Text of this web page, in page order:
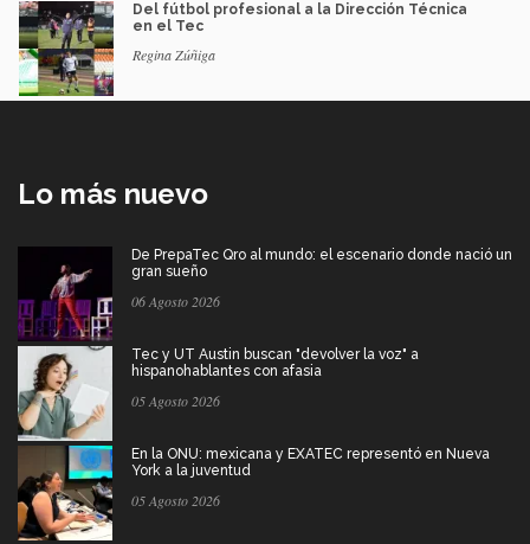
Del fútbol profesional a la Dirección Técnica
en el Tec
Regina Zúñiga
Lo más nuevo
De PrepaTec Qro al mundo: el escenario donde nació un
gran sueño
06 Agosto 2026
Tec y UT Austin buscan "devolver la voz" a
hispanohablantes con afasia
05 Agosto 2026
En la ONU: mexicana y EXATEC representó en Nueva
York a la juventud
05 Agosto 2026